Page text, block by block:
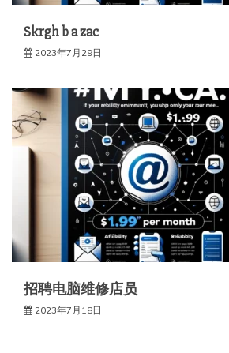
Skrgh b a zac
2023年7月29日
招聘电脑维修店员
2023年7月18日